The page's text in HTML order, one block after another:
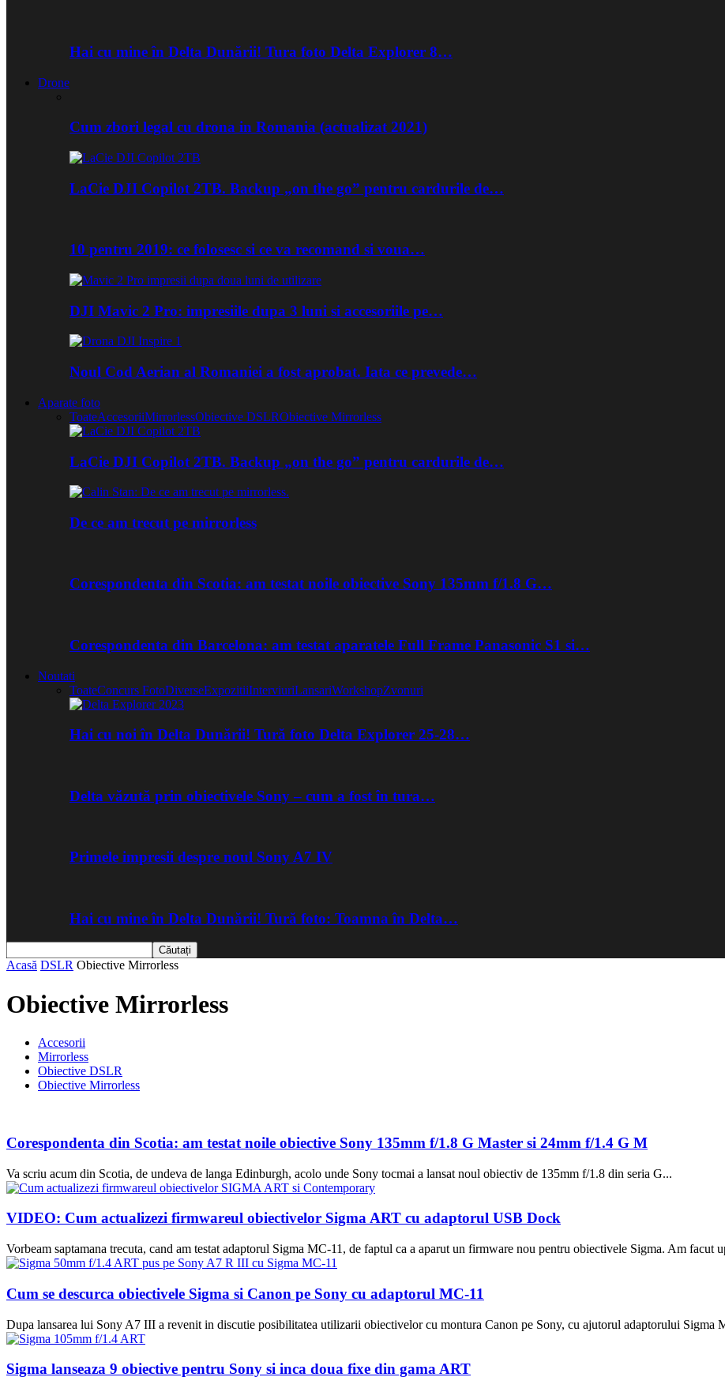
Hai cu mine în Delta Dunării! Tura foto Delta Explorer 8…
Drone
Cum zbori legal cu drona in Romania (actualizat 2021)
LaCie DJI Copilot 2TB. Backup „on the go” pentru cardurile de…
10 pentru 2019: ce folosesc si ce va recomand si voua…
DJI Mavic 2 Pro: impresiile dupa 3 luni si accesoriile pe…
Noul Cod Aerian al Romaniei a fost aprobat. Iata ce prevede…
Aparate foto
ToateAccesoriiMirrorlessObiective DSLRObiective Mirrorless
LaCie DJI Copilot 2TB. Backup „on the go” pentru cardurile de…
De ce am trecut pe mirrorless
Corespondenta din Scotia: am testat noile obiective Sony 135mm f/1.8 G…
Corespondenta din Barcelona: am testat aparatele Full Frame Panasonic S1 si…
Noutati
ToateConcurs FotoDiverseExpozitiiInterviuriLansariWorkshopZvonuri
Hai cu noi în Delta Dunării! Tură foto Delta Explorer 25-28…
Delta văzută prin obiectivele Sony – cum a fost în tura…
Primele impresii despre noul Sony A7 IV
Hai cu mine în Delta Dunării! Tură foto: Toamna în Delta…
Acasă DSLR Obiective Mirrorless
Obiective Mirrorless
Accesorii
Mirrorless
Obiective DSLR
Obiective Mirrorless
Corespondenta din Scotia: am testat noile obiective Sony 135mm f/1.8 G Master si 24mm f/1.4 G M
Va scriu acum din Scotia, de undeva de langa Edinburgh, acolo unde Sony tocmai a lansat noul obiectiv de 135mm f/1.8 din seria G...
VIDEO: Cum actualizezi firmwareul obiectivelor Sigma ART cu adaptorul USB Dock
Vorbeam saptamana trecuta, cand am testat adaptorul Sigma MC-11, de faptul ca a aparut un firmware nou pentru obiectivele Sigma. Am facut
Cum se descurca obiectivele Sigma si Canon pe Sony cu adaptorul MC-11
Dupa lansarea lui Sony A7 III a revenit in discutie posibilitatea utilizarii obiectivelor cu montura Canon pe Sony, cu ajutorul adaptorului Sigma
Sigma lanseaza 9 obiective pentru Sony si inca doua fixe din gama ART